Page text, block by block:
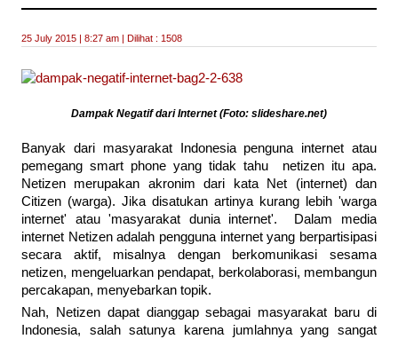
25 July 2015 | 8:27 am | Dilihat : 1508
Dampak Negatif dari Internet (Foto: slideshare.net)
Banyak dari masyarakat Indonesia penguna internet atau
pemegang smart phone yang tidak tahu netizen itu apa.
Netizen merupakan akronim dari kata Net (internet) dan
Citizen (warga). Jika disatukan artinya kurang lebih 'warga
internet' atau 'masyarakat dunia internet'. Dalam media
internet Netizen adalah pengguna internet yang berpartisipasi
secara aktif, misalnya dengan berkomunikasi sesama
netizen, mengeluarkan pendapat, berkolaborasi, membangun
percakapan, menyebarkan topik.
Nah, Netizen dapat dianggap sebagai masyarakat baru di
Indonesia, salah satunya karena jumlahnya yang sangat